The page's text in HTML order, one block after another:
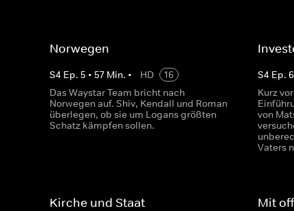
Norwegen
S4 Ep. 5 • 57 Min. • HD
16
Das Waystar Team bricht nach
Norwegen auf. Shiv, Kendall und Roman
überlegen, ob sie um Logans größten
Schatz kämpfen sollen.
S4 Ep.6
Kurz
von
Vaters
Kirche und Staat Mit